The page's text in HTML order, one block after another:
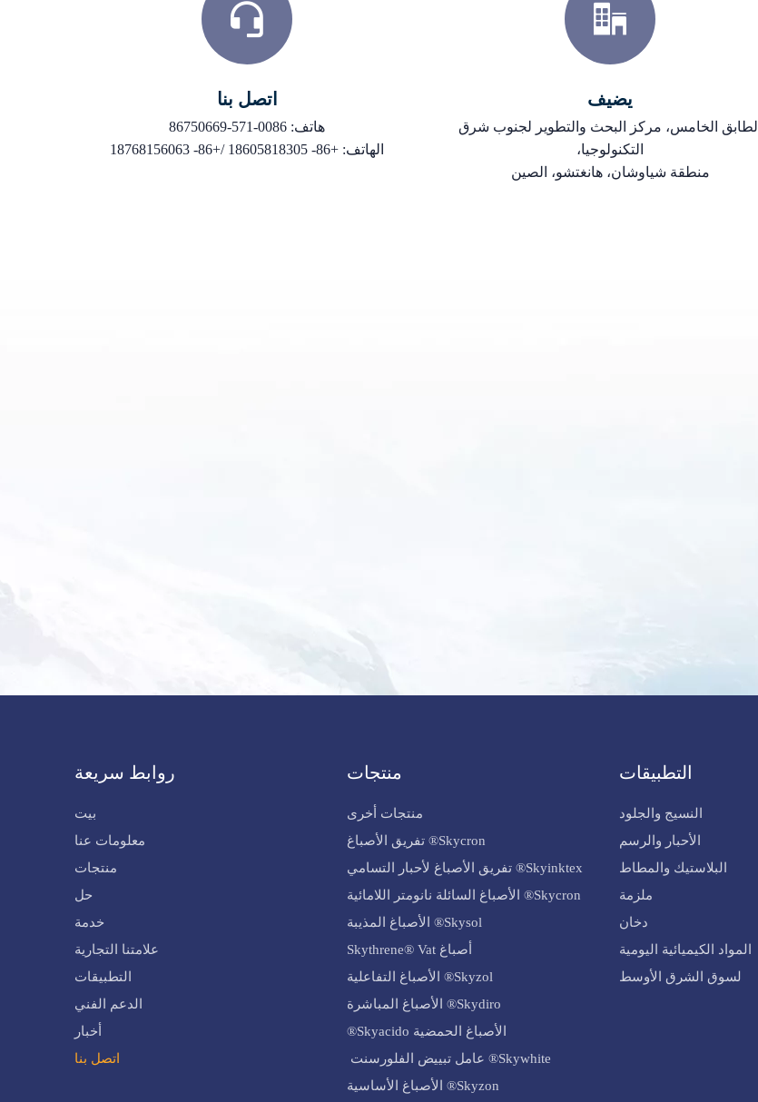
اتصل بنا
هاتف: 0086-571-86750669
الهاتف: +86- 18605818305 /+86- 18768156063
يضيف
الطابق الخامس، مركز البحث والتطوير لجنوب شرق
التكنولوجيا،
منطقة شياوشان، هانغتشو، الصين
روابط سريعة
بيت
معلومات عنا
منتجات
حل
خدمة
علامتنا التجارية
التطبيقات
الدعم الفني
أخبار
اتصل بنا
منتجات
منتجات أخرى
Skycron® تفريق الأصباغ
Skyinktex® تفريق الأصباغ لأحبار التسامي
Skycron® الأصباغ السائلة نانومتر اللامائية
Skysol® الأصباغ المذيبة
أصباغ Skythrene® Vat
Skyzol® الأصباغ التفاعلية
Skydiro® الأصباغ المباشرة
الأصباغ الحمضية Skyacido®
Skywhite® عامل تبييض الفلورسنت
Skyzon® الأصباغ الأساسية
التطبيقات
النسيج والجلود
الأحبار والرسم
البلاستيك والمطاط
ملزمة
دخان
المواد الكيميائية اليومية
لسوق الشرق الأوسط